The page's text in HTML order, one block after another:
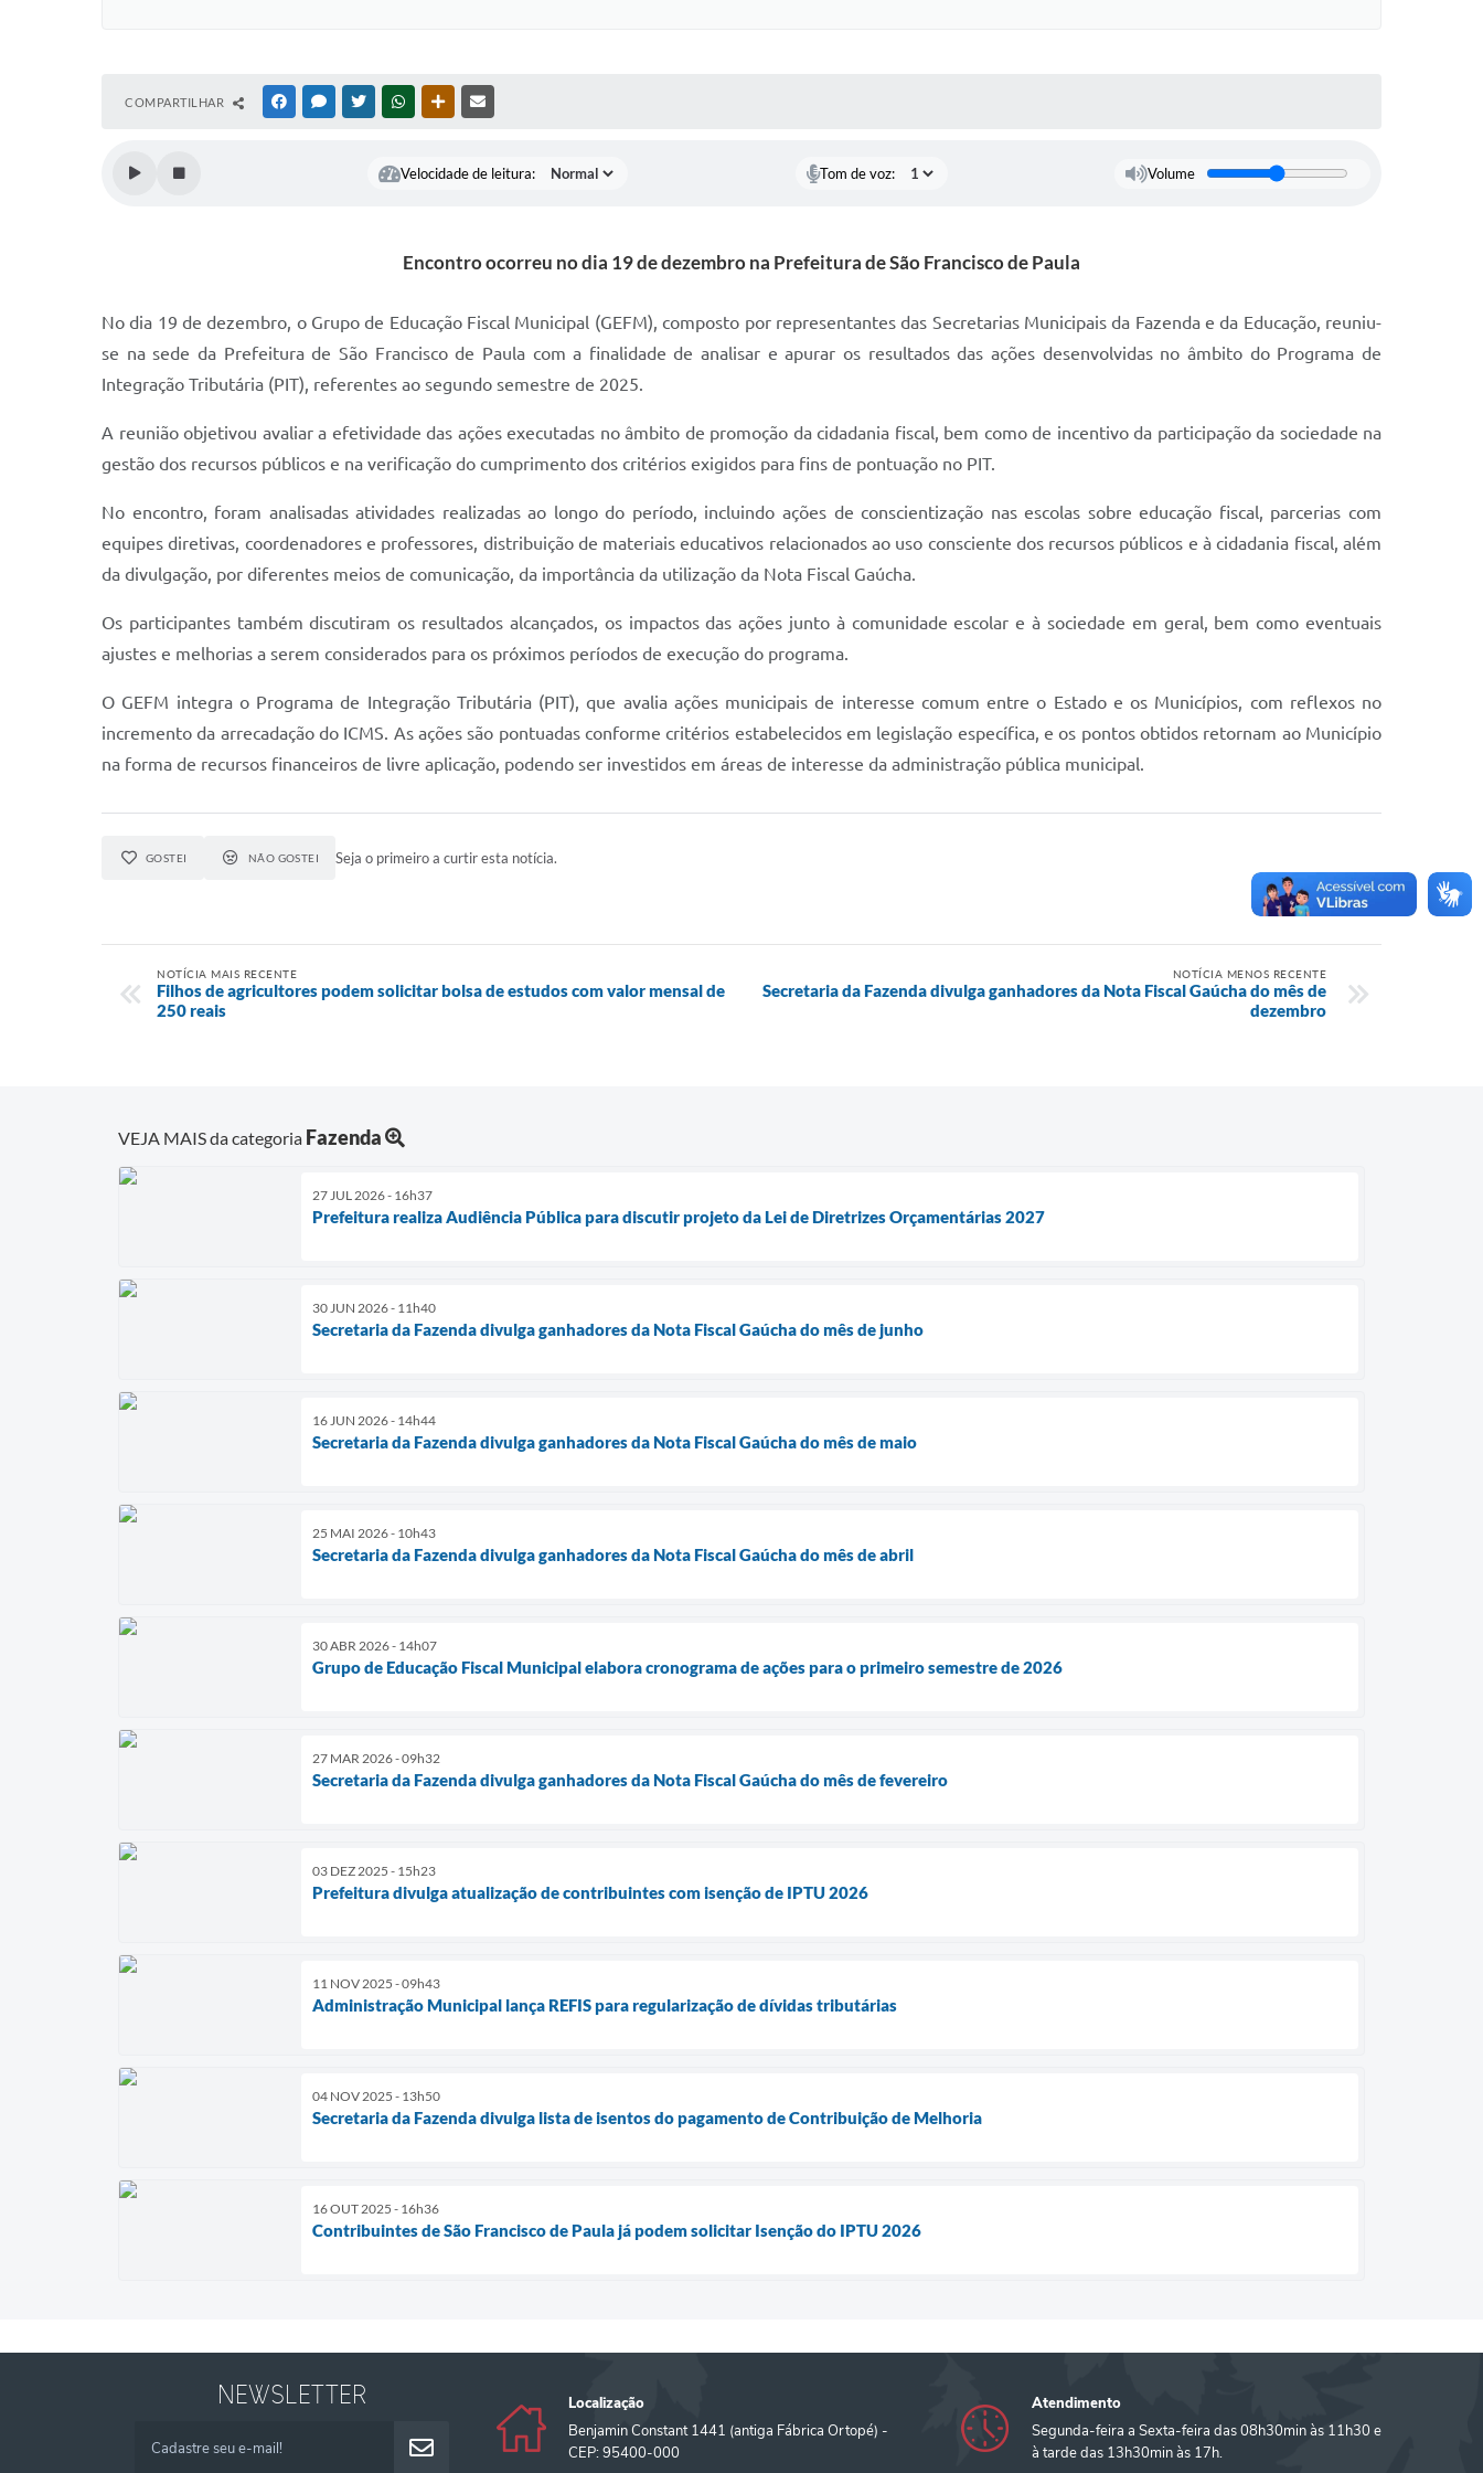
COMPARTILHAR FACEBOOKMESSENGER
TWITTERWHATSAPPOUTRAS MÍDIAS
Velocidade de leitura: Tom de voz: Volume
Encontro ocorreu no dia 19 de dezembro na Prefeitura de São Francisco de Paula
No dia 19 de dezembro, o Grupo de Educação Fiscal Municipal (GEFM), composto por representantes das Secretarias Municipais da Fazenda e da Educação, reuniu-
se na sede da Prefeitura de São Francisco de Paula com a finalidade de analisar e apurar os resultados das ações desenvolvidas no âmbito do Programa de
Integração Tributária (PIT), referentes ao segundo semestre de 2025.
A reunião objetivou avaliar a efetividade das ações executadas no âmbito de promoção da cidadania fiscal, bem como de incentivo da participação da sociedade na
gestão dos recursos públicos e na verificação do cumprimento dos critérios exigidos para fins de pontuação no PIT.
No encontro, foram analisadas atividades realizadas ao longo do período, incluindo ações de conscientização nas escolas sobre educação fiscal, parcerias com
equipes diretivas, coordenadores e professores, distribuição de materiais educativos relacionados ao uso consciente dos recursos públicos e à cidadania fiscal, além
da divulgação, por diferentes meios de comunicação, da importância da utilização da Nota Fiscal Gaúcha.
Os participantes também discutiram os resultados alcançados, os impactos das ações junto à comunidade escolar e à sociedade em geral, bem como eventuais
ajustes e melhorias a serem considerados para os próximos períodos de execução do programa.
O GEFM integra o Programa de Integração Tributária (PIT), que avalia ações municipais de interesse comum entre o Estado e os Municípios, com reflexos no
incremento da arrecadação do ICMS. As ações são pontuadas conforme critérios estabelecidos em legislação específica, e os pontos obtidos retornam ao Município
na forma de recursos financeiros de livre aplicação, podendo ser investidos em áreas de interesse da administração pública municipal.
GOSTEI NÃO GOSTEI Seja o primeiro a curtir esta notícia.
NOTÍCIA MAIS RECENTE
Filhos de agricultores podem solicitar bolsa de estudos com valor mensal de
250 reais
NOTÍCIA MENOS RECENTE
Secretaria da Fazenda divulga ganhadores da Nota Fiscal Gaúcha do mês de
dezembro
VEJA MAIS da categoria Fazenda
27 JUL 2026 - 16h37
Prefeitura realiza Audiência Pública para discutir projeto da Lei de Diretrizes Orçamentárias 2027
30 JUN 2026 - 11h40
Secretaria da Fazenda divulga ganhadores da Nota Fiscal Gaúcha do mês de junho
16 JUN 2026 - 14h44
Secretaria da Fazenda divulga ganhadores da Nota Fiscal Gaúcha do mês de maio
25 MAI 2026 - 10h43
Secretaria da Fazenda divulga ganhadores da Nota Fiscal Gaúcha do mês de abril
30 ABR 2026 - 14h07
Grupo de Educação Fiscal Municipal elabora cronograma de ações para o primeiro semestre de 2026
27 MAR 2026 - 09h32
Secretaria da Fazenda divulga ganhadores da Nota Fiscal Gaúcha do mês de fevereiro
03 DEZ 2025 - 15h23
Prefeitura divulga atualização de contribuintes com isenção de IPTU 2026
11 NOV 2025 - 09h43
Administração Municipal lança REFIS para regularização de dívidas tributárias
04 NOV 2025 - 13h50
Secretaria da Fazenda divulga lista de isentos do pagamento de Contribuição de Melhoria
16 OUT 2025 - 16h36
Contribuintes de São Francisco de Paula já podem solicitar Isenção do IPTU 2026
NEWSLETTER
Localização
Benjamin Constant 1441 (antiga Fábrica Ortopé) -
CEP: 95400-000
Atendimento
Segunda-feira a Sexta-feira das 08h30min às 11h30 e
à tarde das 13h30min às 17h.